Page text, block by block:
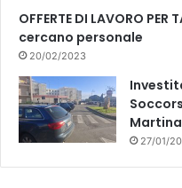
OFFERTE DI LAVORO
cercano personale
20/02/2023
27/01/